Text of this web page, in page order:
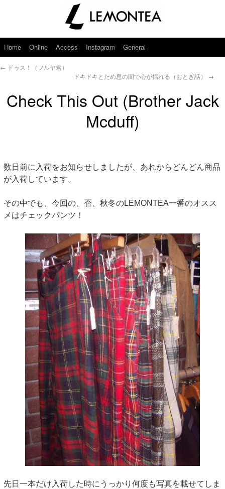
Home Online Access Instagram General
← ドゥス！（フルヤ君）
ドキドキとため息の間で心が揺れる（おとぎ話） →
Check This Out (Brother Jack
Mcduff)
数日前に入荷をお知らせしましたが、あれからどんどん商品
が入荷しています。
その中でも、今回の、否、秋冬のLEMONTEA一番のオスス
メはチェックパンツ！
先日一本だけ入荷した時にうっかり何度も写真を載せてしま